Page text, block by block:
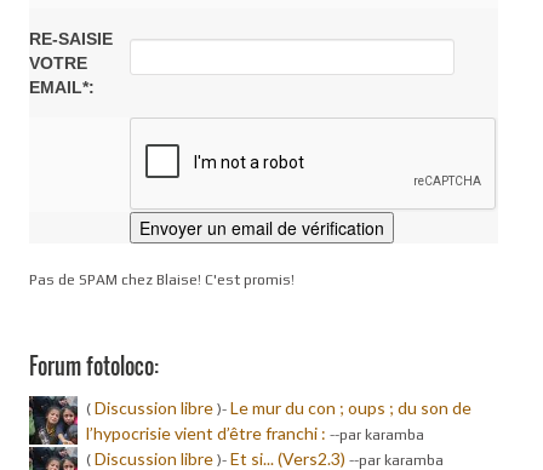
RE-SAISIE
VOTRE
EMAIL*:
Pas de SPAM chez Blaise! C'est promis!
Forum fotoloco:
( Discussion libre )- Le mur du con ; oups ; du son de
l’hypocrisie vient d’être franchi : --par karamba
( Discussion libre )- Et si... (Vers2.3) --par karamba